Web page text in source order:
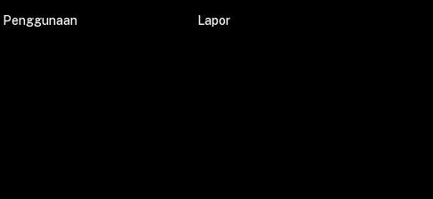
Penggunaan Lapor